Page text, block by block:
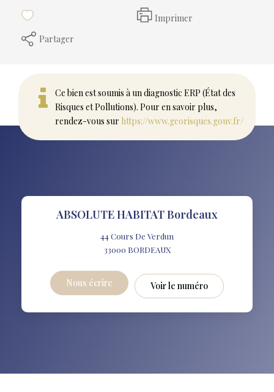
Imprimer
Partager
Ce bien est soumis à un diagnostic ERP (État des
Risques et Pollutions). Pour en savoir plus,
rendez-vous sur https://www.georisques.gouv.fr/
ABSOLUTE HABITAT Bordeaux
44 Cours De Verdun
33000 BORDEAUX
Nous écrire Voir le numéro